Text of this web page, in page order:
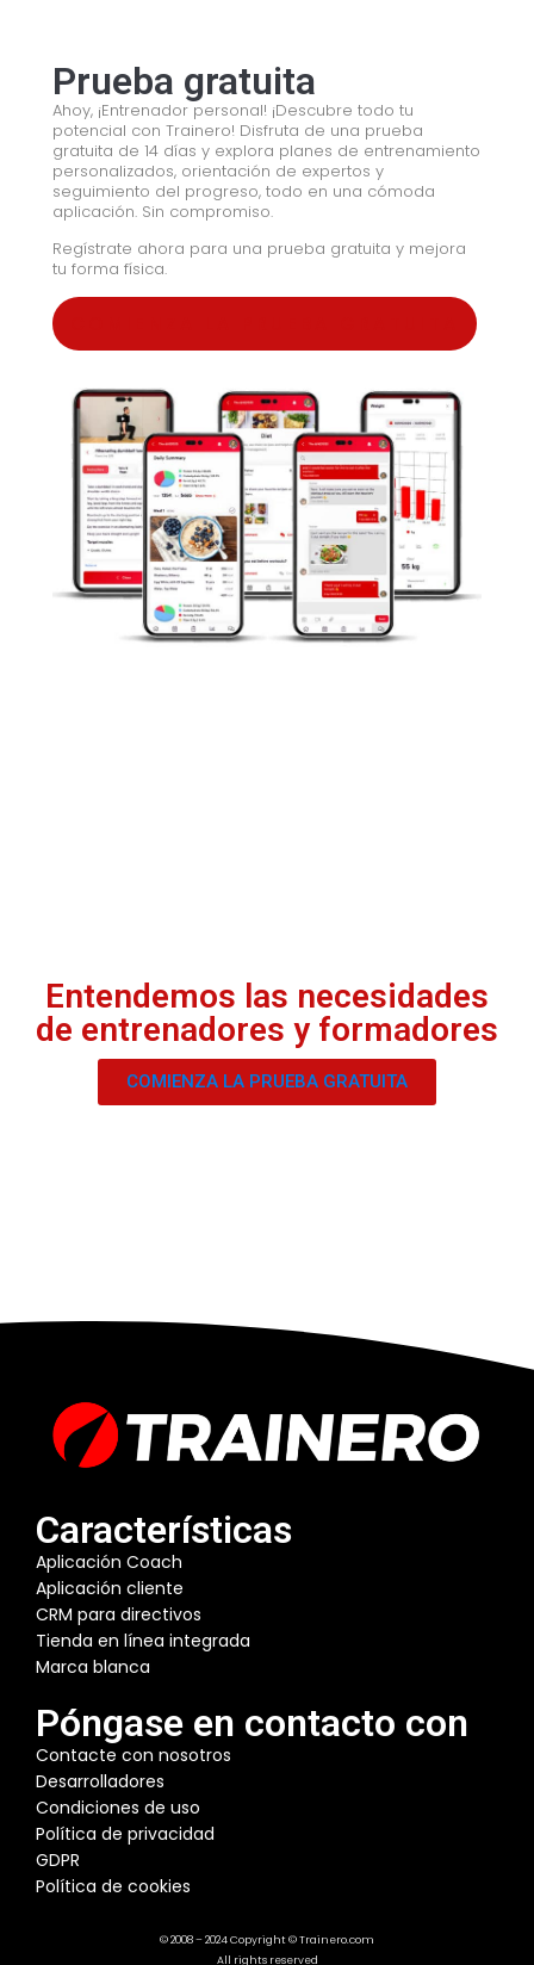
Prueba gratuita
Ahoy, ¡Entrenador personal! ¡Descubre todo tu
potencial con Trainero! Disfruta de una prueba
gratuita de 14 días y explora planes de entrenamiento
personalizados, orientación de expertos y
seguimiento del progreso, todo en una cómoda
aplicación. Sin compromiso.
Regístrate ahora para una prueba gratuita y mejora
tu forma física.
Entendemos las necesidades
de entrenadores y formadores
COMIENZA LA PRUEBA GRATUITA
Características
Aplicación Coach
Aplicación cliente
CRM para directivos
Tienda en línea integrada
Marca blanca
Póngase en contacto con
Contacte con nosotros
Desarrolladores
Condiciones de uso
Política de privacidad
GDPR
Política de cookies
© 2008 – 2024 Copyright © Trainero.com
All rights reserved